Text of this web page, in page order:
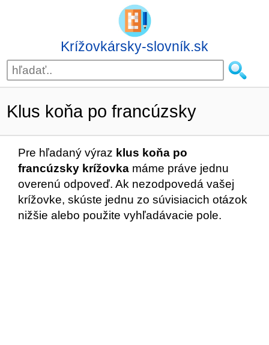
Krížovkársky-slovník.sk
Klus koňa po francúzsky
Pre hľadaný výraz klus koňa po
francúzsky krížovka máme práve jednu
overenú odpoveď. Ak nezodpovedá vašej
krížovke, skúste jednu zo súvisiacich otázok
nižšie alebo použite vyhľadávacie pole.